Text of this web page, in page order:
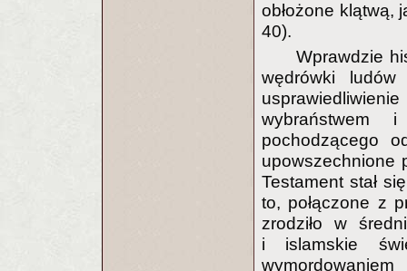
obłożone klątwą,
40).
Wprawdzie
wędrówki
wybraństwem
pochodzącego
upowszechnione
Testament stał
to, połączone z
zrodziło w
i islamskie